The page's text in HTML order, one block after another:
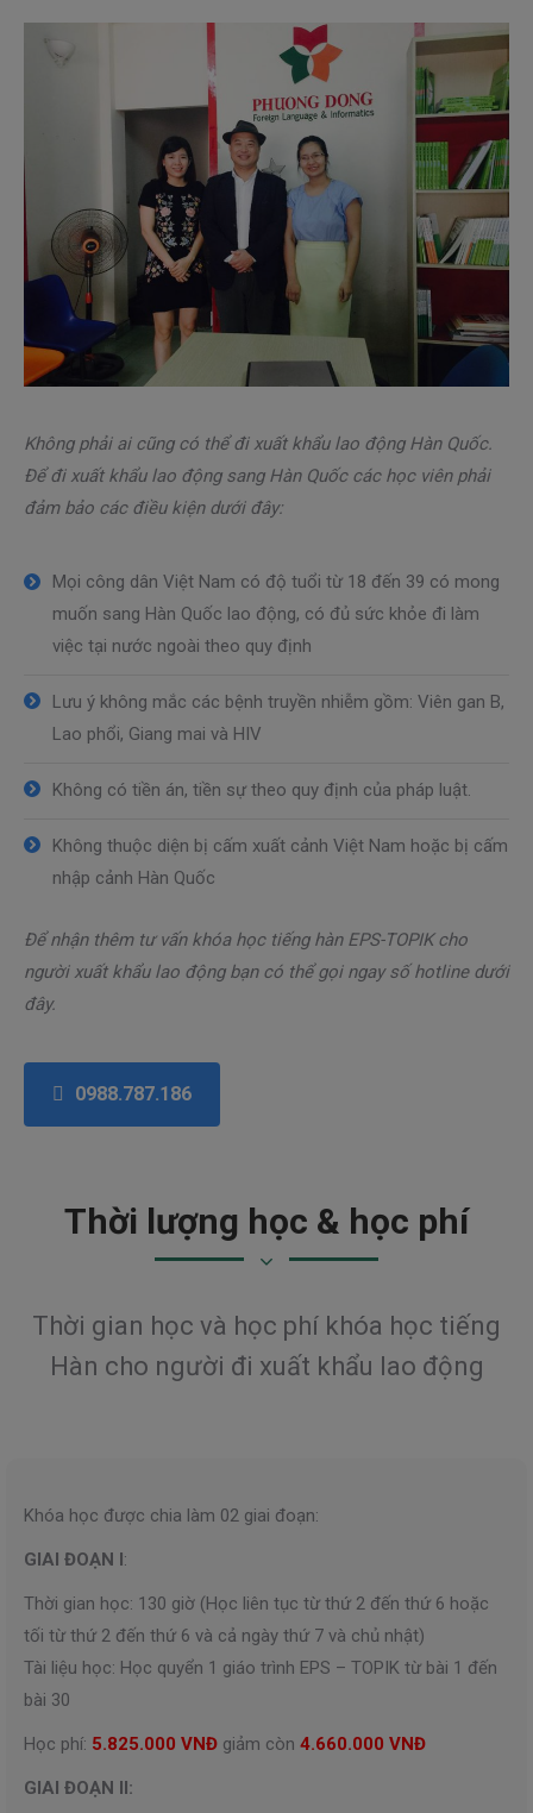
Không phải ai cũng có thể đi xuất khẩu lao động Hàn Quốc.
Để đi xuất khẩu lao động sang Hàn Quốc các học viên phải
đảm bảo các điều kiện dưới đây:
Mọi công dân Việt Nam có độ tuổi từ 18 đến 39 có mong
muốn sang Hàn Quốc lao động, có đủ sức khỏe đi làm
việc tại nước ngoài theo quy định
Lưu ý không mắc các bệnh truyền nhiễm gồm: Viên gan B,
Lao phổi, Giang mai và HIV
Không có tiền án, tiền sự theo quy định của pháp luật.
Không thuộc diện bị cấm xuất cảnh Việt Nam hoặc bị cấm
nhập cảnh Hàn Quốc
Để nhận thêm tư vấn khóa học tiếng hàn EPS-TOPIK cho
người xuất khẩu lao động bạn có thể gọi ngay số hotline dưới
đây.
0988.787.186
Thời lượng học & học phí
Thời gian học và học phí khóa học tiếng
Hàn cho người đi xuất khẩu lao động
Khóa học được chia làm 02 giai đoạn:
GIAI ĐOẠN I:
Thời gian học: 130 giờ (Học liên tục từ thứ 2 đến thứ 6 hoặc
tối từ thứ 2 đến thứ 6 và cả ngày thứ 7 và chủ nhật)
Tài liệu học: Học quyển 1 giáo trình EPS – TOPIK từ bài 1 đến
bài 30
Học phí: 5.825.000 VNĐ giảm còn 4.660.000 VNĐ
GIAI ĐOẠN II: